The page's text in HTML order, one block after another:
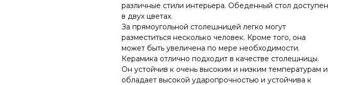
различные стили интерьера. Обеденный стол доступен
в двух цветах.
За прямоугольной столешницей легко могут
разместиться несколько человек. Кроме того, она
может быть увеличена по мере необходимости.
Керамика отлично подходит в качестве столешницы.
Он устойчив к очень высоким и низким температурам и
обладает высокой ударопрочностью и устойчива к